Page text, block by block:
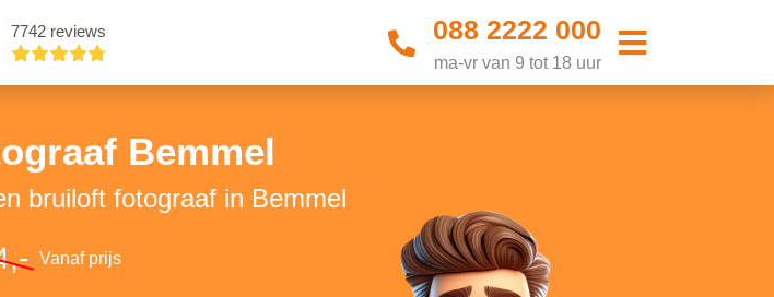
7742 reviews 088 2222 000
ma-vr van 9 tot 18 uur
Bemmel
bruiloft fotograaf in Bemmel
Vanaf prijs